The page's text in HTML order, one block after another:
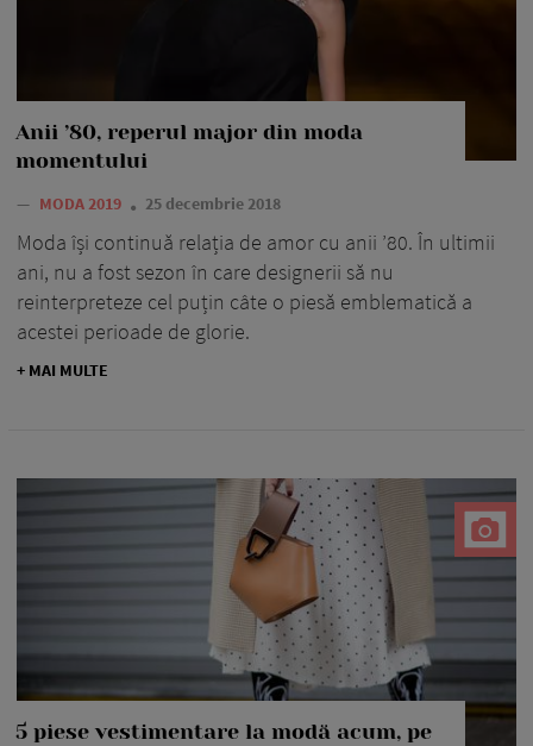
Anii ’80, reperul major din moda
momentului
— MODA 2019 25 decembrie 2018
Moda își continuă relația de amor cu anii ’80. În ultimii
ani, nu a fost sezon în care designerii să nu
reinterpreteze cel puțin câte o piesă emblematică a
acestei perioade de glorie.
+ MAI MULTE
5 piese vestimentare la modă acum, pe